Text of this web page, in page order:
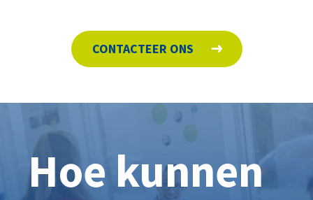
CONTACTEER ONS
Hoe kunnen